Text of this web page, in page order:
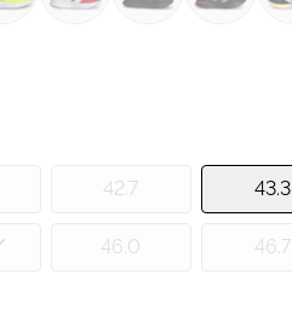
42.7 43.3
46.0 46.7